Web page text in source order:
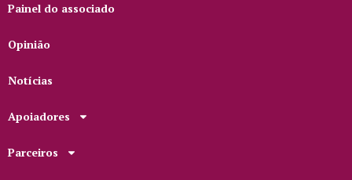
Painel do associado
Opinião
Notícias
Apoiadores
Parceiros